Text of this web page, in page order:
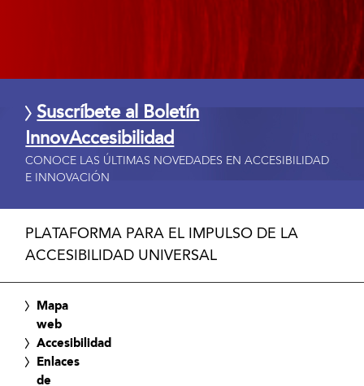
Suscríbete al Boletín
InnovAccesibilidad
CONOCE LAS ÚLTIMAS NOVEDADES EN ACCESIBILIDAD
E INNOVACIÓN
PLATAFORMA PARA EL IMPULSO DE LA
ACCESIBILIDAD UNIVERSAL
Mapa
web
Accesibilidad
Enlaces
de